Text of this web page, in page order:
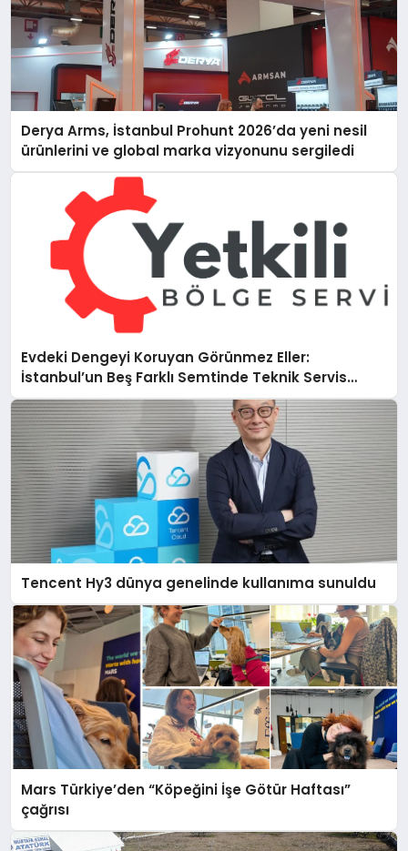
Derya Arms, İstanbul Prohunt 2026’da yeni nesil
ürünlerini ve global marka vizyonunu sergiledi
Evdeki Dengeyi Koruyan Görünmez Eller:
İstanbul’un Beş Farklı Semtinde Teknik Servis
Gerçeği
Tencent Hy3 dünya genelinde kullanıma sunuldu
Mars Türkiye’den “Köpeğini İşe Götür Haftası”
çağrısı